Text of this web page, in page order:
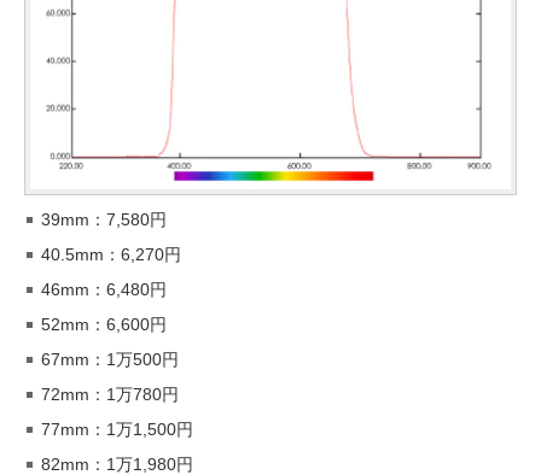
39mm：7,580円
40.5mm：6,270円
46mm：6,480円
52mm：6,600円
67mm：1万500円
72mm：1万780円
77mm：1万1,500円
82mm：1万1,980円